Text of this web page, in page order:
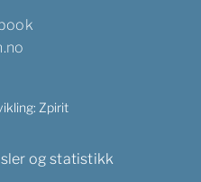
Zpirit
og statistikk